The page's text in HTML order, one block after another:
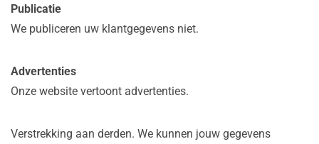
Publicatie
We publiceren uw klantgegevens niet.
Advertenties
Onze website vertoont advertenties.
Verstrekking aan derden. We kunnen jouw gegevens